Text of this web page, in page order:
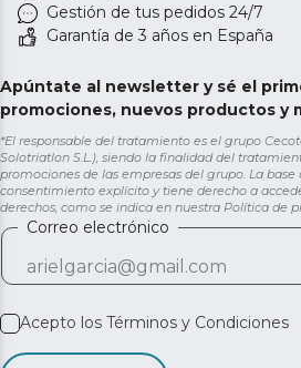
Gestión de tus pedidos 24/7
Garantía de 3 años en España
Apúntate al newsletter y sé el
promociones, nuevos productos y
*El responsable del tratamiento es el grupo
Solotriatlon S.L.), siendo la finalidad del
promociones de las empresas del grupo. La
consentimiento explícito y tiene derecho a
derechos, como se indica en nuestra Política de
Correo electrónico
Acepto los Términos y Condiciones